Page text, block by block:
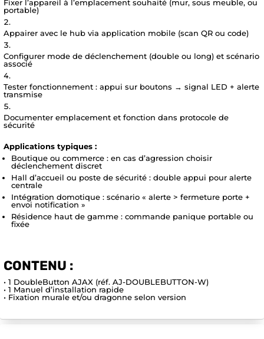
Fixer l’appareil à l’emplacement souhaité (mur, sous meuble, ou
portable)
Appairer avec le hub via application mobile (scan QR ou code)
Configurer mode de déclenchement (double ou long) et scénario
associé
Tester fonctionnement : appui sur boutons → signal LED + alerte
transmise
Documenter emplacement et fonction dans protocole de
sécurité
Applications typiques :
Boutique ou commerce : en cas d’agression choisir
déclenchement discret
Hall d’accueil ou poste de sécurité : double appui pour alerte
centrale
Intégration domotique : scénario « alerte > fermeture porte +
envoi notification »
Résidence haut de gamme : commande panique portable ou
fixée
CONTENU :
• 1 DoubleButton AJAX (réf. AJ-DOUBLEBUTTON-W)
• 1 Manuel d’installation rapide
• Fixation murale et/ou dragonne selon version